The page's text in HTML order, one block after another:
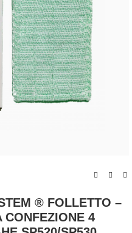
® FOLLETTO –
CONFEZIONE 4